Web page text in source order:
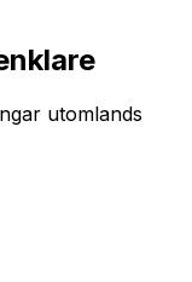
utomlands